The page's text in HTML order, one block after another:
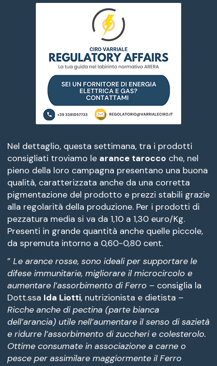
Nel dettaglio, questa settimana, tra i prodotti
consigliati troviamo le arance tarocco che, nel
pieno della loro campagna presentano una buona
qualità, caratterizzata anche da una corretta
pigmentazione del prodotto e prezzi stabili grazie
alla regolarità della produzione. Per i prodotti di
pezzatura media si va da 1,10 a 1,30 euro/Kg.
Presenti in grande quantità anche quelle piccole,
da spremuta intorno a 0,60-0,80 cent.
” Le arance rosse, sono ideali per supportare le
difese immunitarie, migliorare il microcircolo e
aumentare l’assorbimento di Ferro – consiglia la
Dott.ssa Ida Liotti, nutrizionista e dietista –
Ricche anche di pectina (parte bianca
dell’arancia) utile nell’aumentare il senso di sazietà
e ridurre l’assorbimento di zuccheri e colesterolo.
Ottime consumate in associazione a carne o
pesce per assimilare maggiormente il Ferro